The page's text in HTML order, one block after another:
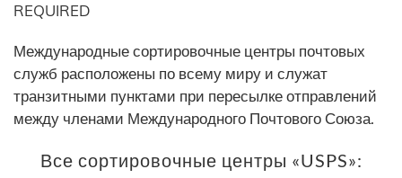
REQUIRED
Международные сортировочные центры почтовых
служб расположены по всему миру и служат
транзитными пунктами при пересылке отправлений
между членами Международного Почтового Союза.
Все сортировочные центры «USPS»: